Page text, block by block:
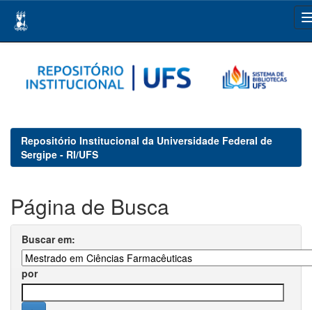
navigation
Repositório Institucional da Universidade Federal de
Sergipe - RI/UFS
Página de Busca
Buscar em:
por